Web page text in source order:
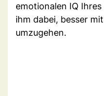
emotionalen IQ
ihm dabei, besser
umzugehen.